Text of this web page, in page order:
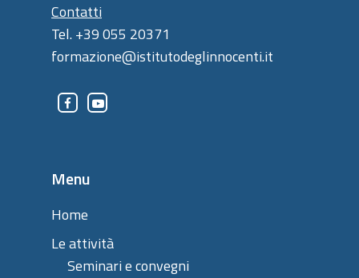
Contatti
Tel. +39 055 20371
formazione@istitutodeglinnocenti.it
Menu
Home
Le attività
Seminari e convegni